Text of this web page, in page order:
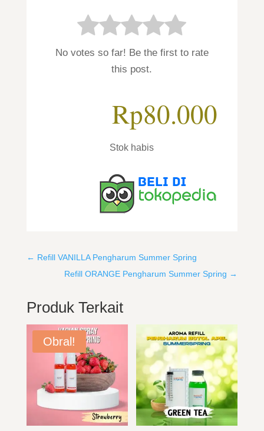
No votes so far! Be the first to rate
this post.
Rp80.000
Stok habis
← Refill VANILLA Pengharum Summer Spring
Refill ORANGE Pengharum Summer Spring →
Produk Terkait
Obral!